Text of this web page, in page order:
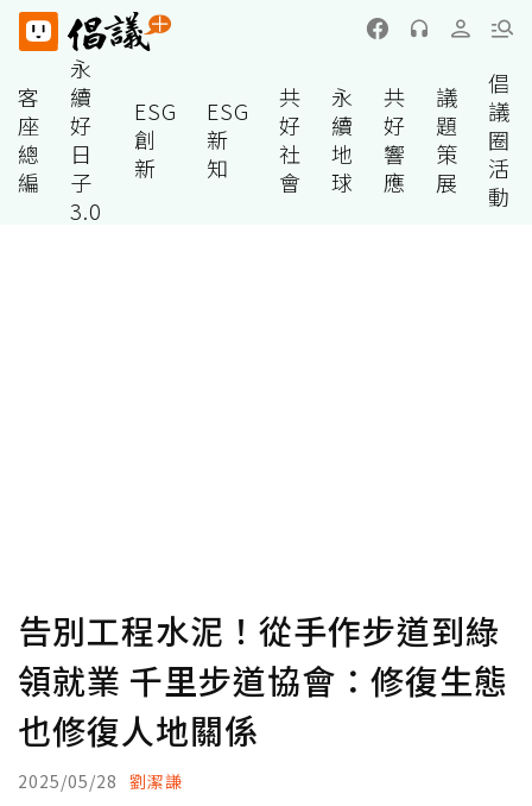
客
座
總
編
永
續
好
日
子
3.0
ESG
創
新
ESG
新
知
共
好
社
會
永
續
地
球
共
好
響
應
議
題
策
展
倡
議
圈
活
動
告別工程水泥！從手作步道到綠
領就業 千里步道協會：修復生態
也修復人地關係
2025/05/28 劉潔謙